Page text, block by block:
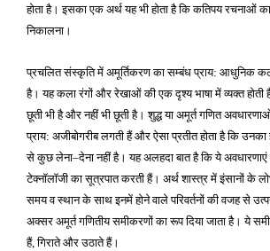
होता है। इसका एक अर्थ यह भी होता है कि कतिपय रचनाओं
निकालना।
प्रचलित संस्कृति में अमूर्तिकरण का सम्बंध प्राय: आधुनिक
है। यह कला रंगों और रेखाओं की एक दृश्य भाषा में व्यक्त होती
छूती भी है और नहीं भी छूती है। शुद्ध या अमूर्त गणित
प्राय: अजीबोगरीब लगती हैं और ऐसा प्रतीत होता है कि
से कुछ लेना–देना नहीं है। यह अलहदा बात है कि ये
टेक्नॉलॉजी का सूत्रपात करती हैं। अर्थ शास्त्र में इंसानों के
समय व स्थान के साथ इनमें होने वाले परिवर्तनों की वजह से
अक्सर अमूर्त गणितीय समीकरणों का रूप दिया जाता है। ये
हैं,गिराते और उठाते हैं।